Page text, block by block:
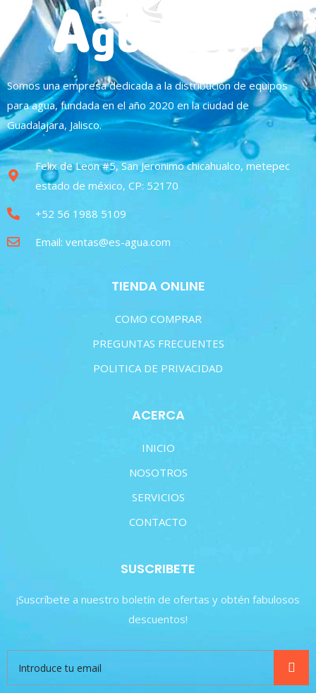
Somos una empresa dedicada a la distribución de equipos
para agua, fundada en el año 2020 en la ciudad de
Guadalajara, Jalisco.
Felix de Leon #5, San Jeronimo chicahualco, metepec
estado de méxico, CP: 52170
+52 56 1988 5109
Email: ventas@es-agua.com
TIENDA ONLINE
COMO COMPRAR
PREGUNTAS FRECUENTES
POLITICA DE PRIVACIDAD
ACERCA
INICIO
NOSOTROS
SERVICIOS
CONTACTO
SUSCRIBETE
¡Suscríbete a nuestro boletín de ofertas y obtén fabulosos
descuentos!